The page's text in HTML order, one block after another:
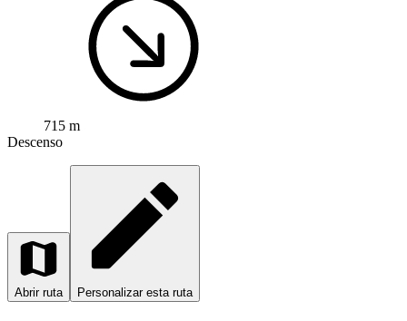
715 m
Descenso
Abrir ruta Personalizar esta ruta